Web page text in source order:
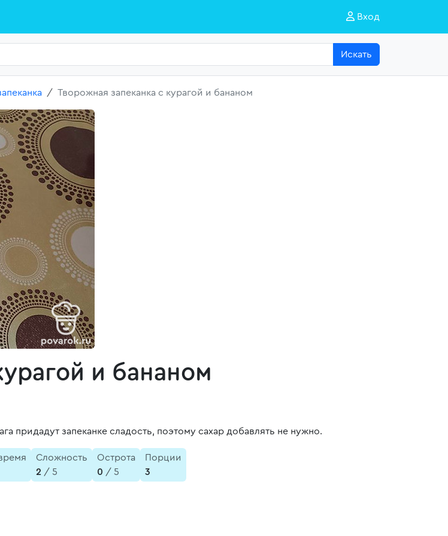
Вход
Искать
Творожная запеканка с курагой и бананом
и бананом
придадут запеканке сладость, поэтому сахар добавлять не нужно.
Сложность
2 / 5
Острота
0 / 5
Порции
3